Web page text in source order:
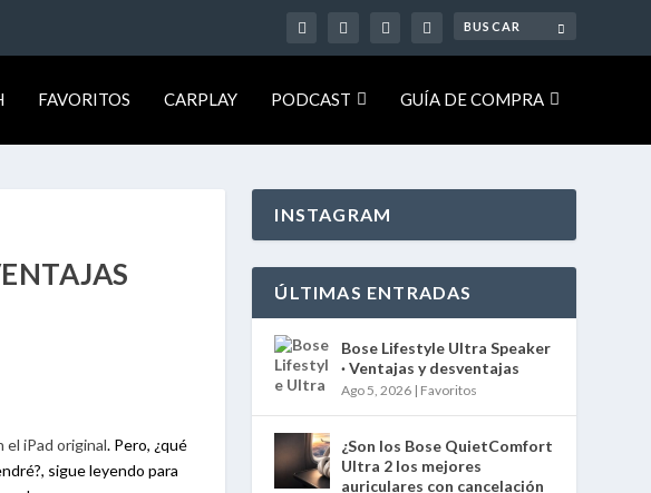
FAVORITOS CARPLAY PODCAST GUÍA DE COMPRA
el iPad original. Pero, ¿qué
sigue leyendo para
INSTAGRAM
ÚLTIMAS ENTRADAS
Bose Lifestyle Ultra Speaker
· Ventajas y desventajas
Ago 5, 2026 | Favoritos
¿Son los Bose QuietComfort
Ultra 2 los mejores
auriculares con cancelación